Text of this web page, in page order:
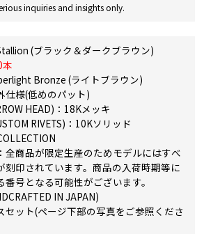
inquiries and insights only.
(ブラック＆ダークブラウン)
Bronze (ライトブラウン)
様(低めのパット)
HEAD)：18Kメッキ
RIVETS)：10Kソリッド
商品が限定生産のためモデルにはすべ
刻印されています。商品の入荷時期等に
号となる可能性がございます。
IN JAPAN)
ット(ページ下部の写真をご参照くださ